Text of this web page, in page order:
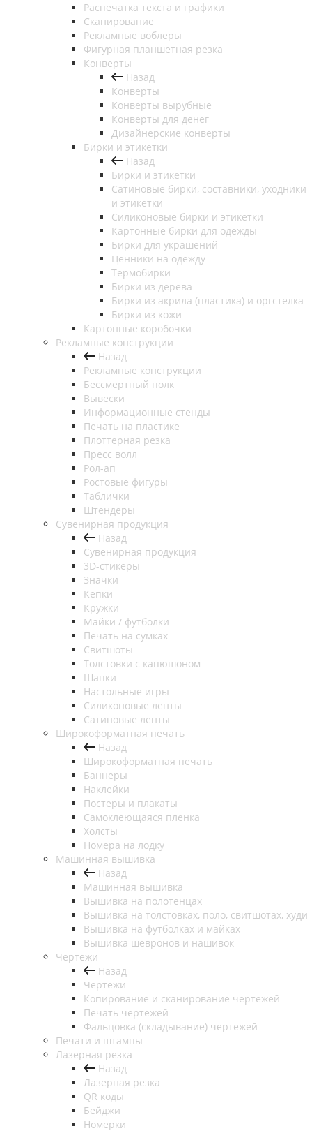
Распечатка текста и графики
Сканирование
Рекламные воблеры
Фигурная планшетная резка
Конверты
Назад
Конверты
Конверты вырубные
Конверты для денег
Дизайнерские конверты
Бирки и этикетки
Назад
Бирки и этикетки
Сатиновые бирки, составники, уходники
и этикетки
Силиконовые бирки и этикетки
Картонные бирки для одежды
Бирки для украшений
Ценники на одежду
Термобирки
Бирки из дерева
Бирки из акрила (пластика) и оргстелка
Бирки из кожи
Картонные коробочки
Рекламные конструкции
Назад
Рекламные конструкции
Бессмертный полк
Вывески
Информационные стенды
Печать на пластике
Плоттерная резка
Пресс волл
Рол-ап
Ростовые фигуры
Таблички
Штендеры
Сувенирная продукция
Назад
Сувенирная продукция
3D-стикеры
Значки
Кепки
Кружки
Майки / футболки
Печать на сумках
Свитшоты
Толстовки с капюшоном
Шапки
Настольные игры
Силиконовые ленты
Сатиновые ленты
Широкоформатная печать
Назад
Широкоформатная печать
Баннеры
Наклейки
Постеры и плакаты
Самоклеющаяся пленка
Холсты
Номера на лодку
Машинная вышивка
Назад
Машинная вышивка
Вышивка на полотенцах
Вышивка на толстовках, поло, свитшотах, худи
Вышивка на футболках и майках
Вышивка шевронов и нашивок
Чертежи
Назад
Чертежи
Копирование и сканирование чертежей
Печать чертежей
Фальцовка (складывание) чертежей
Печати и штампы
Лазерная резка
Назад
Лазерная резка
QR коды
Бейджи
Номерки